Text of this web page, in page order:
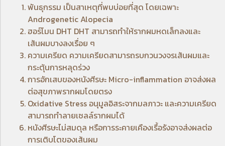
พันธุกรรม เป็นสาเหตุที่พบบ่อยที่สุด โดยเฉพาะ
Androgenetic Alopecia
ฮอร์โมน DHT DHT สามารถทำให้รากผมหดเล็กลงและ
เส้นผมบางลงเรื่อย ๆ
ความเครียด ความเครียดสามารถรบกวนวงจรเส้นผมและ
กระตุ้นการหลุดร่วง
การอักเสบของหนังศีรษะ Micro-inflammation อาจส่งผล
ต่อสุขภาพรากผมโดยตรง
Oxidative Stress อนุมูลอิสระจากมลภาวะ และความเครียด
สามารถทำลายเซลล์รากผมได้
หนังศีรษะไม่สมดุล หรือการระคายเคืองเรื้อรังอาจส่งผลต่อ
การเติบโตของเส้นผม